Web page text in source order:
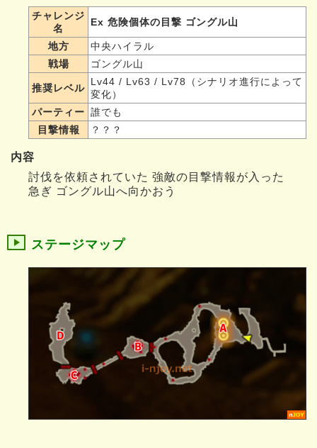
チャレンジ
名
Ex 危険個体の目撃 ゴングル山
地方
中央ハイラル
戦場
ゴングル山
推奨レベル
Lv44 / Lv63 / Lv78（シナリオ進行によって
変化）
パーティー 誰でも
目撃情報
？？？
内容
討伐を依頼されていた 強敵の目撃情報が入った
急ぎ ゴングル山へ向かおう
ステージマップ